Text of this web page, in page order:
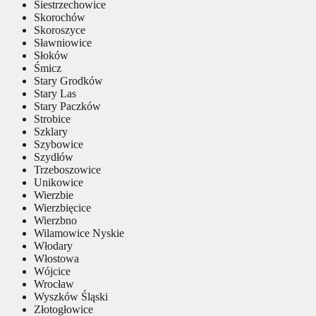
Siestrzechowice
Skorochów
Skoroszyce
Sławniowice
Słoków
Śmicz
Stary Grodków
Stary Las
Stary Paczków
Strobice
Szklary
Szybowice
Szydłów
Trzeboszowice
Unikowice
Wierzbie
Wierzbięcice
Wierzbno
Wilamowice Nyskie
Włodary
Włostowa
Wójcice
Wrocław
Wyszków Śląski
Złotogłowice